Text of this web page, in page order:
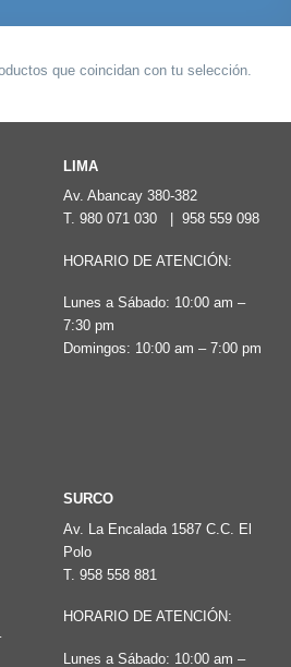
que coincidan con tu selección.
LIMA
Av. Abancay 380-382
T. 980 071 030 958 559 098
HORARIO DE ATENCIÓN:
Lunes a Sábado: 10:00 am –
7:30 pm
Domingos: 10:00 am – 7:00 pm
SURCO
Av. La Encalada 1587 C.C. El
Polo
T. 958 558 881
HORARIO DE ATENCIÓN:
Lunes a Sábado: 10:00 am –